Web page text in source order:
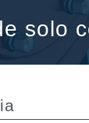
de controlo
solo